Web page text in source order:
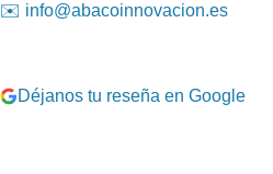
✉️ info@abacoinnovacion.es
Déjanos tu reseña en Google